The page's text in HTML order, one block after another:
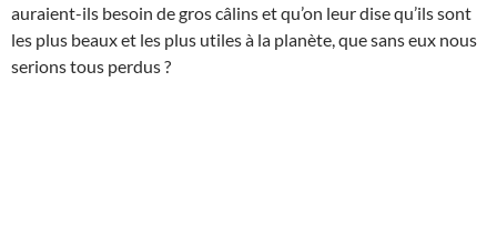
auraient-ils besoin de gros câlins et qu’on leur dise qu’ils sont
les plus beaux et les plus utiles à la planète, que sans eux nous
serions tous perdus ?